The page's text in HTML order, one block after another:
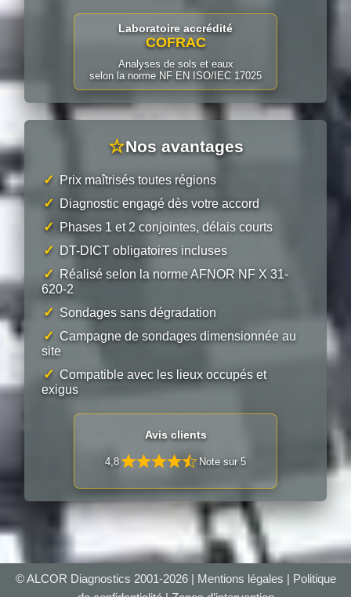
Laboratoire accrédité
COFRAC
Analyses de sols et eaux
selon la norme NF EN ISO/IEC 17025
☆Nos avantages
✓ Prix maîtrisés toutes régions
✓ Diagnostic engagé dès votre accord
✓ Phases 1 et 2 conjointes, délais courts
✓ DT-DICT obligatoires incluses
✓
Réalisé selon la norme AFNOR NF X 31-
620-2
✓ Sondages sans dégradation
✓ Campagne de sondages dimensionnée au
site
✓ Compatible avec les lieux occupés et
exigus
Avis clients
4,8 Note sur 5
© ALCOR Diagnostics 2001-2026 | Mentions légales | Politique